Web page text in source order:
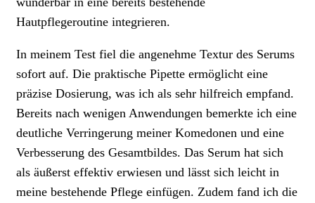
Hautpflegeroutine integrieren.
In meinem Test fiel die angenehme Textur des Serums
sofort auf. Die praktische Pipette ermöglicht eine
präzise Dosierung, was ich als sehr hilfreich empfand.
Bereits nach wenigen Anwendungen bemerkte ich eine
deutliche Verringerung meiner Komedonen und eine
Verbesserung des Gesamtbildes. Das Serum hat sich
als äußerst effektiv erwiesen und lässt sich leicht in
meine bestehende Pflege einfügen. Zudem fand ich die